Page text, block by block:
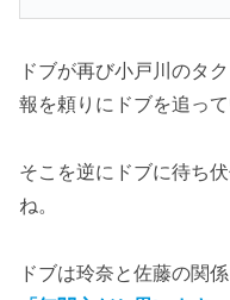
ドブが再び小戸川のタ
報を頼りにドブを追って
そこを逆にドブに待ち
ね。
ドブは玲奈と佐藤の関